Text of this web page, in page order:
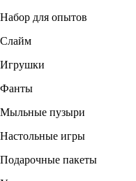
Набор для опытов
Слайм
Игрушки
Фанты
Мыльные пузыри
Настольные игры
Подарочные пакеты